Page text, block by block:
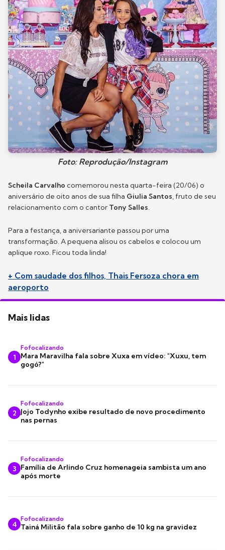
Foto: Reprodução/Instagram
Scheila Carvalho comemorou nesta quarta-feira (20/06) o
aniversário de oito anos de sua filha Giulia Santos, fruto de seu
relacionamento com o cantor Tony Salles.
Para a festança, a aniversariante passou por uma
transformação. A pequena alisou os cabelos e colocou um
aplique roxo. Ficou toda linda!
+ Com saudade dos filhos, Thais Fersoza chora em
aeroporto
Mais lidas
1
Fofocalizando
Mara Maravilha fala sobre Xuxa em vídeo: "Xuxu, tem
gogó?"
2
Fofocalizando
Jojo Todynho exibe resultado de novo procedimento
nas pernas
3
Fofocalizando
Família de Arlindo Cruz homenageia sambista um ano
após morte
4
Fofocalizando
Tainá Militão fala sobre ganho de 10 kg na gravidez